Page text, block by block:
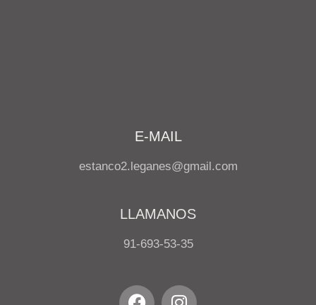
E-MAIL
estanco2.leganes@gmail.com
LLAMANOS
91-693-53-35